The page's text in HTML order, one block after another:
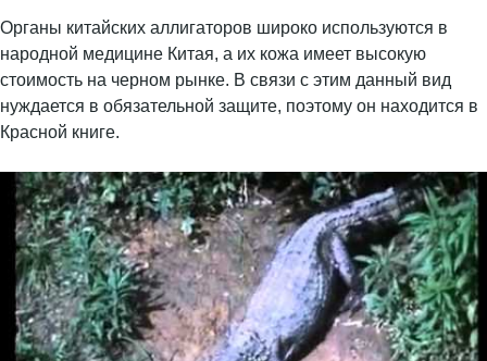
Органы китайских аллигаторов широко используются в
народной медицине Китая, а их кожа имеет высокую
стоимость на черном рынке. В связи с этим данный вид
нуждается в обязательной защите, поэтому он находится в
Красной книге.